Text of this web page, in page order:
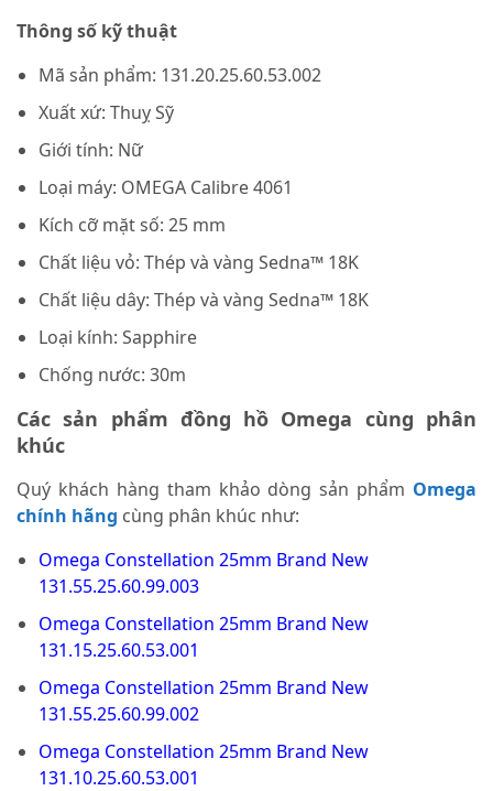
Thông số kỹ thuật
Mã sản phẩm: 131.20.25.60.53.002
Xuất xứ: Thuỵ Sỹ
Giới tính: Nữ
Loại máy: OMEGA Calibre 4061
Kích cỡ mặt số: 25 mm
Chất liệu vỏ: Thép và vàng Sedna™ 18K
Chất liệu dây: Thép và vàng Sedna™ 18K
Loại kính: Sapphire
Chống nước: 30m
Các sản phẩm đồng hồ Omega cùng phân
khúc
Quý khách hàng tham khảo dòng sản phẩm Omega
chính hãng cùng phân khúc như:
Omega Constellation 25mm Brand New
131.55.25.60.99.003
Omega Constellation 25mm Brand New
131.15.25.60.53.001
Omega Constellation 25mm Brand New
131.55.25.60.99.002
Omega Constellation 25mm Brand New
131.10.25.60.53.001